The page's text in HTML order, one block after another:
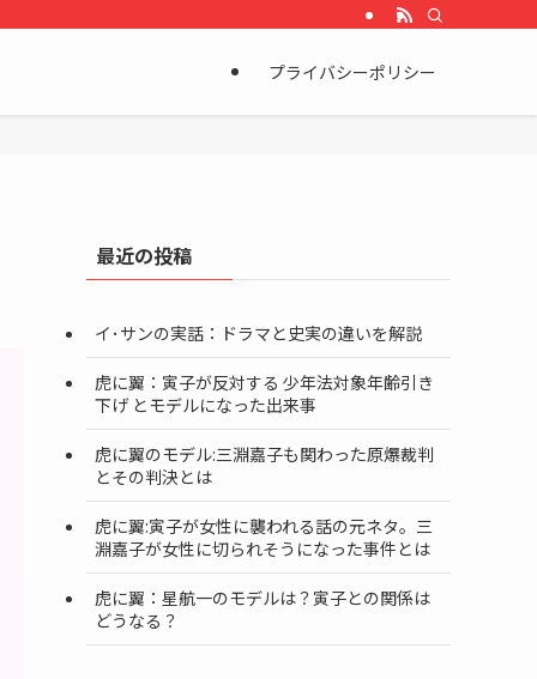
プライバシーポリシー
最近の投稿
イ･サンの実話：ドラマと史実の違いを解説
虎に翼：寅子が反対する 少年法対象年齢引き
下げ とモデルになった出来事
虎に翼のモデル:三淵嘉子も関わった原爆裁判
とその判決とは
虎に翼:寅子が女性に襲われる話の元ネタ。三
淵嘉子が女性に切られそうになった事件とは
虎に翼：星航一のモデルは？寅子との関係は
どうなる？